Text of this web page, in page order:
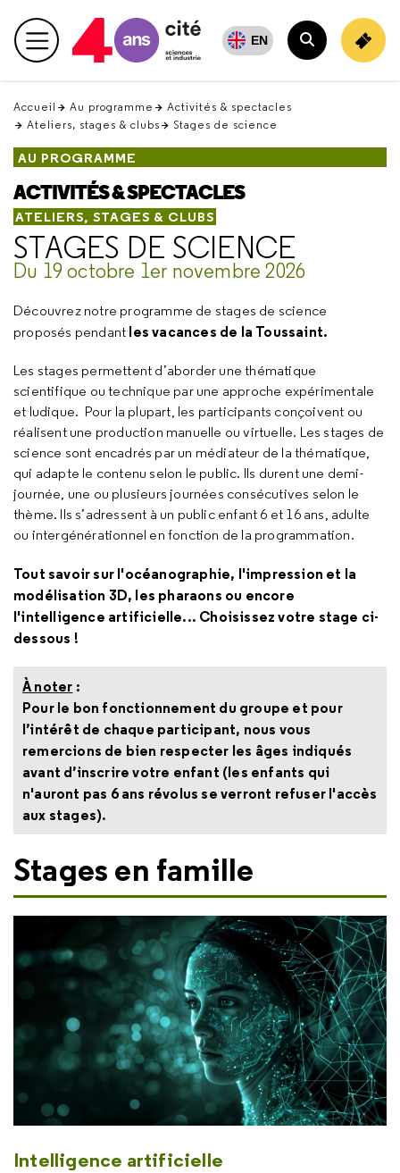
en
haut Menu principal EN
Rechercher
Accueil Au programme
Activités & spectacles
Ateliers, stages & clubs
Stages de science
AU PROGRAMME
ACTIVITÉS & SPECTACLES
ATELIERS, STAGES & CLUBS
STAGES DE SCIENCE
Du 19 octobre 1er novembre 2026
Découvrez notre programme de stages de science
proposés pendant les vacances de la Toussaint.
Les stages permettent d’aborder une thématique
scientifique ou technique par une approche expérimentale
et ludique. Pour la plupart, les participants conçoivent ou
réalisent une production manuelle ou virtuelle. Les stages de
science sont encadrés par un médiateur de la thématique,
qui adapte le contenu selon le public. Ils durent une demi-
journée, une ou plusieurs journées consécutives selon le
thème. Ils s’adressent à un public enfant 6 et 16 ans, adulte
ou intergénérationnel en fonction de la programmation.
Tout savoir sur l'océanographie, l'impression et la
modélisation 3D, les pharaons ou encore
l'intelligence artificielle... Choisissez votre stage ci-
dessous !
À noter :
Pour le bon fonctionnement du groupe et pour
l’intérêt de chaque participant, nous vous
remercions de bien respecter les âges indiqués
avant d’inscrire votre enfant (les enfants qui
n'auront pas 6 ans révolus se verront refuser l'accès
aux stages).
Stages en famille
Intelligence artificielle